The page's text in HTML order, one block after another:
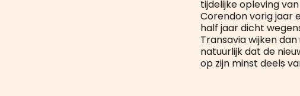
tijdelijke opleving
Corendon vorig jaar
half jaar dicht
Transavia wijken
natuurlijk dat de
op zijn minst deels